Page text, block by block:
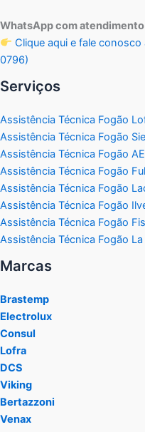
WhatsApp com
Clique aqui e fale
0796)
Serviços
Assistência Técnica Fogão
Assistência Técnica Fogão
Assistência Técnica Fogão
Assistência Técnica Fogão
Assistência Técnica Fogão
Assistência Técnica Fogão
Assistência Técnica Fogão
Assistência Técnica Fogão
Marcas
Brastemp
Electrolux
Consul
Lofra
DCS
Viking
Bertazzoni
Venax